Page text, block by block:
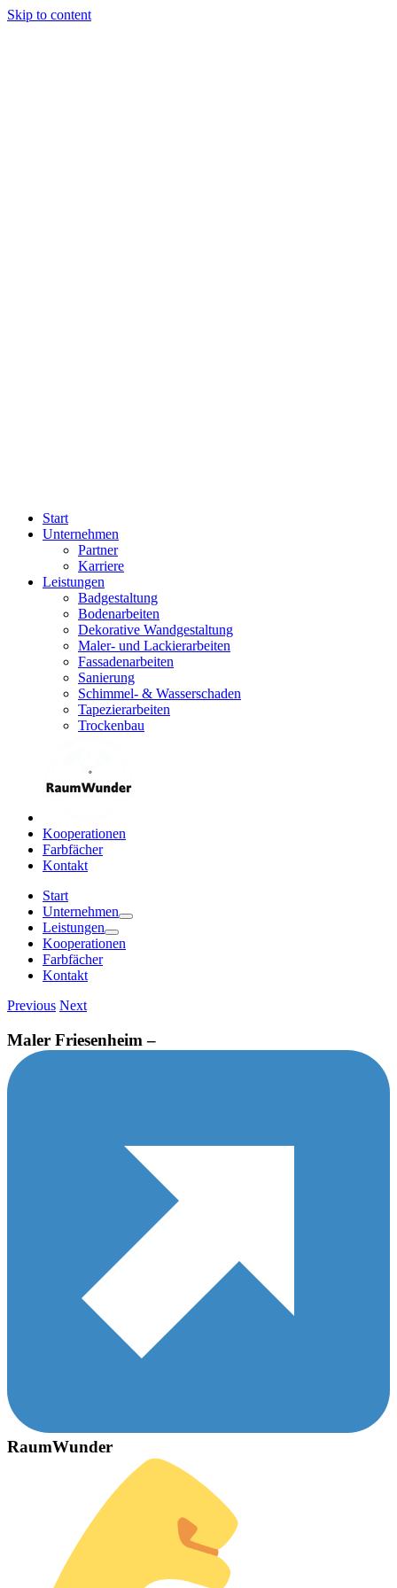
Skip to content
Start
Unternehmen
Partner
Karriere
Leistungen
Badgestaltung
Bodenarbeiten
Dekorative Wandgestaltung
Maler- und Lackierarbeiten
Fassadenarbeiten
Sanierung
Schimmel- & Wasserschaden
Tapezierarbeiten
Trockenbau
Kooperationen
Farbfächer
Kontakt
Start
Unternehmen
Leistungen
Kooperationen
Farbfächer
Kontakt
Previous Next
Maler Friesenheim –
RaumWunder